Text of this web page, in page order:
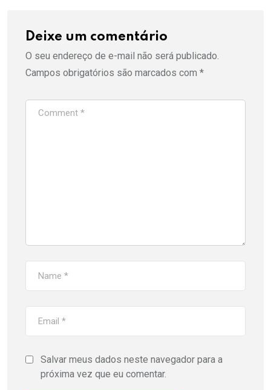
Deixe um comentário
O seu endereço de e-mail não será publicado.
Campos obrigatórios são marcados com *
Salvar meus dados neste navegador para a
próxima vez que eu comentar.